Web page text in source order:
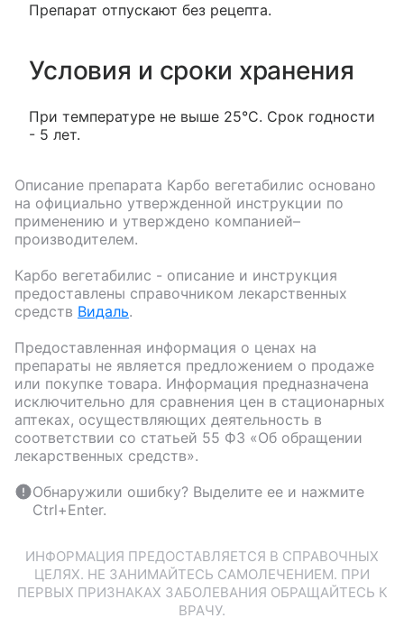
Препарат отпускают без рецепта.
Условия и сроки хранения
При температуре не выше 25°C. Срок годности
- 5 лет.
Описание препарата Карбо вегетабилис основано
на официально утвержденной инструкции по
применению и утверждено компанией–
производителем.
Карбо вегетабилис - описание и инструкция
предоставлены справочником лекарственных
средств Видаль.
Предоставленная информация о ценах на
препараты не является предложением о продаже
или покупке товара. Информация предназначена
исключительно для сравнения цен в стационарных
аптеках, осуществляющих деятельность в
соответствии со статьей 55 ФЗ «Об обращении
лекарственных средств».
Обнаружили ошибку? Выделите ее и нажмите
Ctrl+Enter.
ИНФОРМАЦИЯ ПРЕДОСТАВЛЯЕТСЯ В СПРАВОЧНЫХ
ЦЕЛЯХ. НЕ ЗАНИМАЙТЕСЬ САМОЛЕЧЕНИЕМ. ПРИ
ПЕРВЫХ ПРИЗНАКАХ ЗАБОЛЕВАНИЯ ОБРАЩАЙТЕСЬ К
ВРАЧУ.